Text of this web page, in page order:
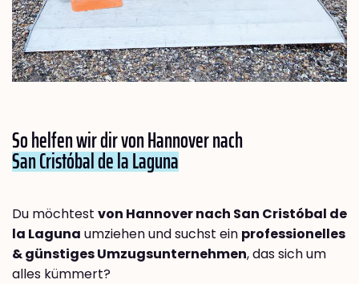
So helfen wir dir von Hannover nach
San Cristóbal de la Laguna
Du möchtest von Hannover nach San Cristóbal de
la Laguna umziehen und suchst ein professionelles
& günstiges Umzugsunternehmen, das sich um
alles kümmert?